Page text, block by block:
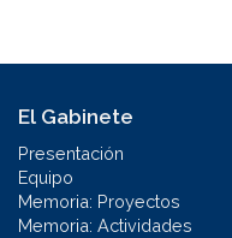
El Gabinete
Presentación
Equipo
Memoria: Proyectos
Memoria: Actividades